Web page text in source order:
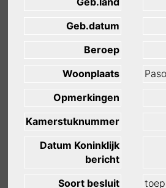
Geb.datum
Beroep
Woonplaats
Opmerkingen
Kamerstuknummer
Datum Koninklijk
bericht
Soort besluit